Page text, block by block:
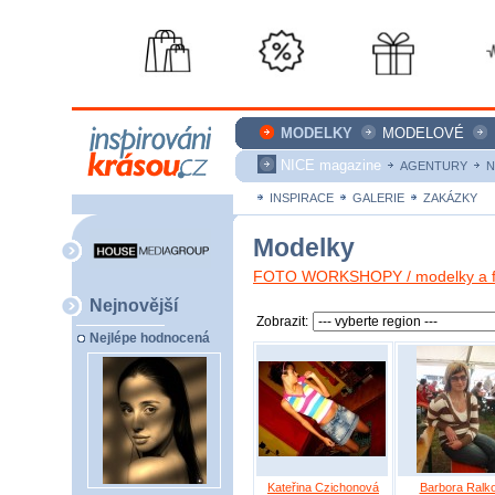
MODELKY MODELOVÉ
NICE magazine
AGENTURY
INSPIRACE GALERIE ZAKÁZKY
Nejnovější
Nejlépe hodnocená
Modelky
FOTO WORKSHOPY / modelky
Zobrazit:
Kateřina Czichonová Barbora